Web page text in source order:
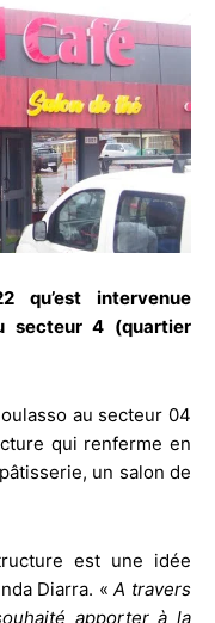
qu’est intervenue
secteur 4 (quartier
au secteur 04
qui renferme en
un salon de
est une idée
Diarra. «A travers
apporter à la